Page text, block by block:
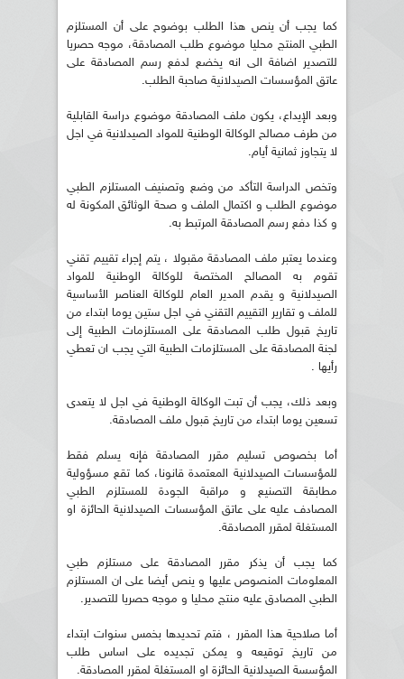
كما يجب أن ينص هذا الطلب بوضوح على أن المستلزم
الطبي المنتج محليا موضوع طلب المصادقة، موجه حصريا
للتصدير اضافة الى انه يخضع لدفع رسم المصادقة على
عاتق المؤسسات الصيدلانية صاحبة الطلب.
وبعد الإيداع، يكون ملف المصادقة موضوع دراسة القابلية
من طرف مصالح الوكالة الوطنية للمواد الصيدلانية في اجل
لا يتجاوز ثمانية أيام.
وتخص الدراسة التأكد من وضع وتصنيف المستلزم الطبي
موضوع الطلب و اكتمال الملف و صحة الوثائق المكونة له
و كذا دفع رسم المصادقة المرتبط به.
وعندما يعتبر ملف المصادقة مقبولا ، يتم إجراء تقييم تقني
تقوم به المصالح المختصة للوكالة الوطنية للمواد
الصيدلانية و يقدم المدير العام للوكالة العناصر الأساسية
للملف و تقارير التقييم التقني في اجل ستين يوما ابتداء من
تاريخ قبول طلب المصادقة على المستلزمات الطبية إلى
لجنة المصادقة على المستلزمات الطبية التي يجب ان تعطي
رأيها .
وبعد ذلك، يجب أن تبت الوكالة الوطنية في اجل لا يتعدى
تسعين يوما ابتداء من تاريخ قبول ملف المصادقة.
أما بخصوص تسليم مقرر المصادقة فإنه يسلم فقط
للمؤسسات الصيدلانية المعتمدة قانونا، كما تقع مسؤولية
مطابقة التصنيع و مراقبة الجودة للمستلزم الطبي
المصادف عليه على عاتق المؤسسات الصيدلانية الحائزة او
المستغلة لمقرر المصادقة.
كما يجب أن يذكر مقرر المصادقة على مستلزم طبي
المعلومات المنصوص عليها و ينص أيضا على ان المستلزم
الطبي المصادق عليه منتج محليا و موجه حصريا للتصدير.
أما صلاحية هذا المقرر ، فتم تحديدها بخمس سنوات ابتداء
من تاريخ توقيعه و يمكن تجديده على اساس طلب
المؤسسة الصيدلانية الحائزة او المستغلة لمقرر المصادقة.